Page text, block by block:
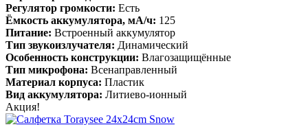
Регулятор громкости: Есть
Ёмкость аккумулятора, мА/ч: 125
Питание: Встроенный аккумулятор
Тип звукоизлучателя: Динамический
Особенность конструкции: Влагозащищённые
Тип микрофона: Всенаправленный
Материал корпуса: Пластик
Вид аккумулятора: Литиево-ионный
Акция!